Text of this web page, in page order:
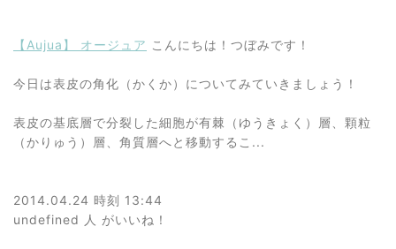
【Aujua】 オージュア こんにちは！つぼみです！
今日は表皮の角化（かくか）についてみていきましょう！
表皮の基底層で分裂した細胞が有棘（ゆうきょく）層、顆粒
（かりゅう）層、角質層へと移動するこ...
2014.04.24 時刻 13:44
undefined 人 がいいね！